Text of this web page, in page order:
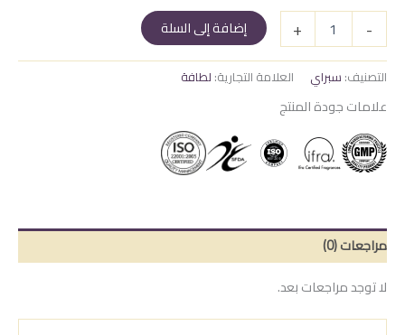
-
كمية
سبراي
فخر
لطافه
+ إضافة إلى السلة
التصنيف: سبراي العلامة التجارية: لطافة
علامات جودة المنتج
مراجعات (0)
لا توجد مراجعات بعد.